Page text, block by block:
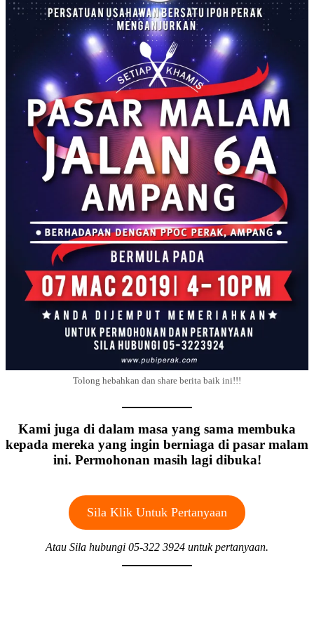
Tolong hebahkan dan share berita baik ini!!!
Kami juga di dalam masa yang sama membuka
kepada mereka yang ingin berniaga di pasar malam
ini. Permohonan masih lagi dibuka!
Sila Klik Untuk Pertanyaan
Atau Sila hubungi 05-322 3924 untuk pertanyaan.